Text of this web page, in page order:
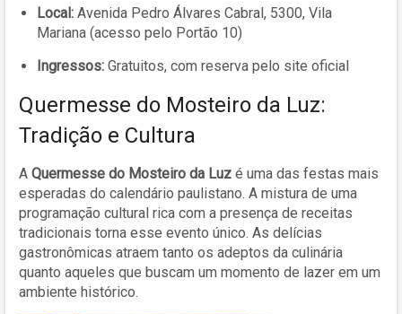
Local: Avenida Pedro Álvares Cabral, 5300, Vila
Mariana (acesso pelo Portão 10)
Ingressos: Gratuitos, com reserva pelo site oficial
Quermesse do Mosteiro da Luz:
Tradição e Cultura
A Quermesse do Mosteiro da Luz é uma das festas mais
esperadas do calendário paulistano. A mistura de uma
programação cultural rica com a presença de receitas
tradicionais torna esse evento único. As delícias
gastronômicas atraem tanto os adeptos da culinária
quanto aqueles que buscam um momento de lazer em um
ambiente histórico.